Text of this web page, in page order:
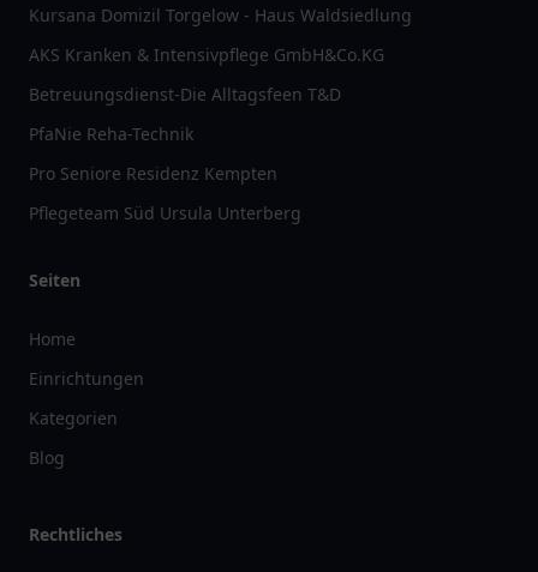
Kursana Domizil Torgelow - Haus Waldsiedlung
AKS Kranken & Intensivpflege GmbH&Co.KG
Betreuungsdienst-Die Alltagsfeen T&D
PfaNie Reha-Technik
Pro Seniore Residenz Kempten
Pflegeteam Süd Ursula Unterberg
Seiten
Home
Einrichtungen
Kategorien
Blog
Rechtliches